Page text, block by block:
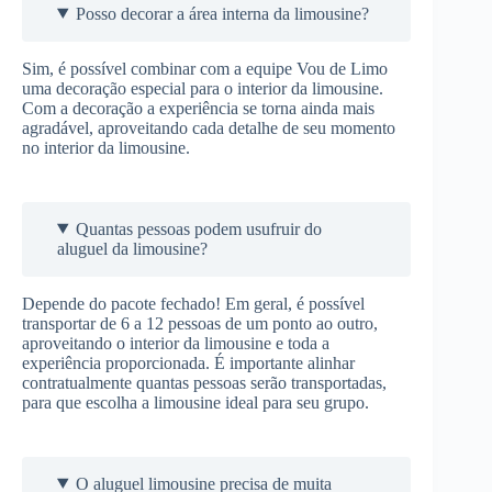
Posso decorar a área interna da limousine?
Sim, é possível combinar com a equipe Vou de Limo
uma decoração especial para o interior da limousine.
Com a decoração a experiência se torna ainda mais
agradável, aproveitando cada detalhe de seu momento
no interior da limousine.
Quantas pessoas podem usufruir do
aluguel da limousine?
Depende do pacote fechado! Em geral, é possível
transportar de 6 a 12 pessoas de um ponto ao outro,
aproveitando o interior da limousine e toda a
experiência proporcionada. É importante alinhar
contratualmente quantas pessoas serão transportadas,
para que escolha a limousine ideal para seu grupo.
O aluguel limousine precisa de muita